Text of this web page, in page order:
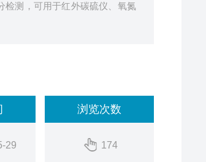
检测，可用于红外碳硫仪、氧氮
29
浏览次数
174